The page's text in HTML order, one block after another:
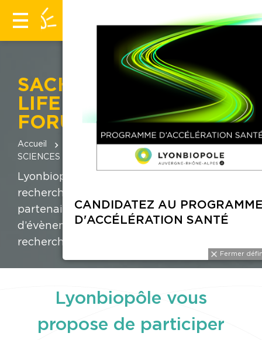
SACHS EUROPEAN
LIFE SCIENCES CEO
FORUM 2026
Accueil Évènements
SACHS EUROPEAN LIFE
SCIENCES CEO FORUM 2026
Lyonbiopôle soutient les PME en
recherche d’investisseurs ou de
partenaires et propose une sélection
d’évènements pour accélérer leur
recherche.
Lyonbiopôle vous
propose de participer